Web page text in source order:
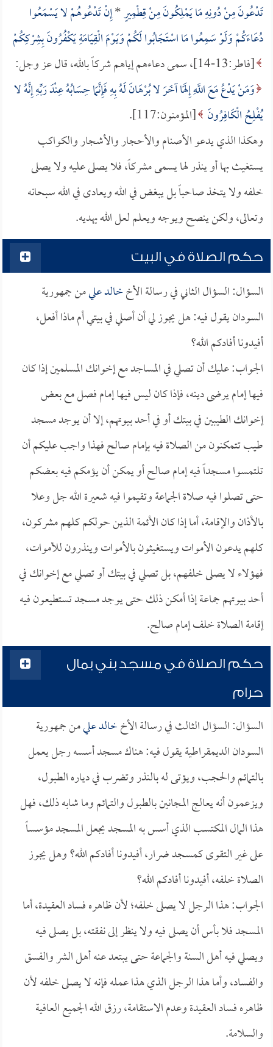
تَدْعُونَ مِنْ دُونِهِ مَا يَمْلِكُونَ مِنْ قِطْمِيرٍ*إِنْ تَدْعُوهُمْ لا يَسْمَعُوا
دُعَاءَكُمْ وَلَوْ سَمِعُوا مَا اسْتَجَابُوا لَكُمْ وَيَوْمَ الْقِيَامَةِ يَكْفُرُونَ بِشِرْكِكُمْ
[فاطر:13-14]، سمى دعاءهم إياهم شركاً بالله، قال عز وجل:
وَمَنْ يَدْعُ مَعَ اللَّهِ إِلَهًا آخَرَ لا بُرْهَانَ لَهُ بِهِ فَإِنَّمَا حِسَابُهُ عِنْدَ رَبِّهِ إِنَّهُ لا
يُفْلِحُ الْكَافِرُونَ [المؤمنون:117].
وهكذا الذي يدعو الأصنام والأحجار والأشجار والكواكب
يستغيث بها أو ينذر لها يسمى مشركاً، فلا يصلى عليه ولا يصلى
خلفه ولا يتخذ صاحباً بل يبغض في الله ويعادى في الله سبحانه
وتعالى، ولكن ينصح ويوجه ويعلم لعل الله يهديه.
حكم الصلاة في البيت
السؤال: السؤال الثاني في رسالة الأخخالد عليمن جمهورية
السودان يقول فيه: هل يجوز لي أن أصلي في بيتي أم ماذا أفعل،
أفيدونا أفادكم الله؟
الجواب: عليك أن تصلي في المساجد مع إخوانك المسلمين إذا كان
فيها إمام يرضى دينه، فإذا كان ليس فيها إمام فصل مع بعض
إخوانك الطيبين في بيتك أو في أحد بيوتهم، إلا أن يوجد مسجد
طيب تتمكنون من الصلاة فيه بإمام صالح فهذا واجب عليكم أن
تلتمسوا مسجداً فيه إمام صالح أو يمكن أن يؤمكم فيه بعضكم
حتى تصلوا فيه صلاة الجماعة وتقيموا فيه شعيرة الله جل وعلا
بالأذان والإقامة، أما إذا كان الأئمة الذين حولكم كلهم مشركون،
كلهم يدعون الأموات ويستغيثون بالأموات وينذرون للأموات،
فهؤلاء لا يصلى خلفهم، بل تصلي في بيتك أو تصلي مع إخوانك في
أحد بيوتهم جماعة إذا أمكن ذلك حتى يوجد مسجد تستطيعون فيه
إقامة الصلاة خلف إمام صالح.
حكم الصلاة في مسجد بني بمال
حرام
السؤال: السؤال الثالث في رسالة الأخخالد عليمن جمهورية
السودان الديمقراطية يقول فيه: هناك مسجد أسسه رجل يعمل
بالتمائم والحجب، ويؤتى له بالنذر وتضرب في دياره الطبول،
ويزعمون أنه يعالج المجانين بالطبول والتمائم وما شابه ذلك، فهل
هذا المال المكتسب الذي أسس به المسجد يجعل المسجد مؤسساً
على غير التقوى كمسجد ضرار، أفيدونا أفادكم الله؟ وهل يجوز
الصلاة خلفه، أفيدونا أفادكم الله؟
الجواب: هذا الرجل لا يصلى خلفه؛ لأن ظاهره فساد العقيدة، أما
المسجد فلا بأس أن يصلى فيه ولا ينظر إلى نفقته، بل يصلى فيه
ويصلي فيه أهل السنة والجماعة حتى يبتعد عنه أهل الشر والفسق
والفساد، وأما هذا الرجل الذي هذا عمله فإنه لا يصلى خلفه لأن
ظاهره فساد العقيدة وعدم الاستقامة، رزق الله الجميع العافية
والسلامة.